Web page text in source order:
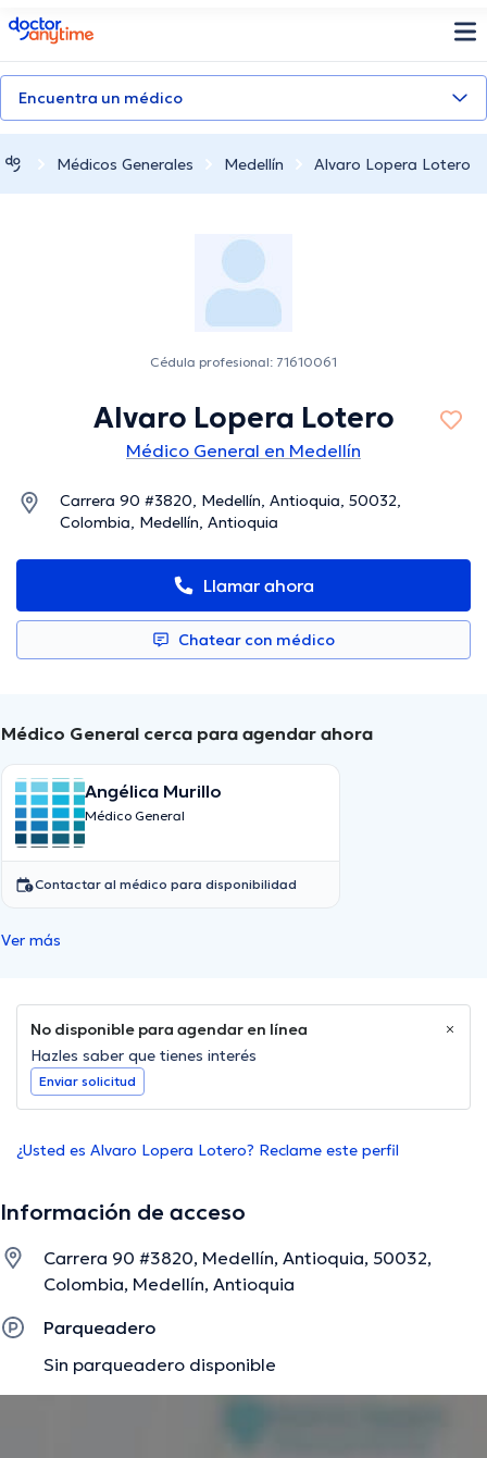
doctoranytime
Encuentra un médico
Médicos Generales Medellín Alvaro Lopera Lotero
Cédula profesional: 71610061
Alvaro Lopera Lotero
Médico General en Medellín
Carrera 90 #3820, Medellín, Antioquia, 50032,
Colombia, Medellín, Antioquia
Llamar ahora
Chatear con médico
Médico General cerca para agendar ahora
Angélica Murillo
Médico General
Contactar al médico para disponibilidad
Ver más
No disponible para agendar en línea
Hazles saber que tienes interés
Enviar solicitud
¿Usted es Alvaro Lopera Lotero? Reclame este perfil
Información de acceso
Carrera 90 #3820, Medellín, Antioquia, 50032,
Colombia, Medellín, Antioquia
Parqueadero
Sin parqueadero disponible